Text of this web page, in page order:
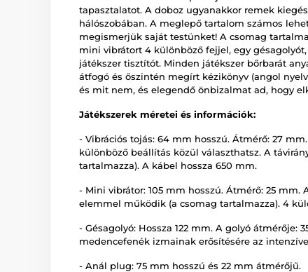
tapasztalatot. A doboz ugyanakkor remek
hálószobában. A meglepő tartalom számos
megismerjük saját testünket! A csomag
mini vibrátort 4 különböző fejjel, egy
játékszer tisztítót. Minden játékszer bőrbarát
átfogó és őszintén megírt kézikönyv (angol
és mit nem, és elegendő önbizalmat ad, hogy
Játékszerek méretei és információk:
- Vibrációs tojás: 64 mm hosszú. Átmérő: 27
különböző beállítás közül választhatsz. A
tartalmazza). A kábel hossza 650 mm.
- Mini vibrátor: 105 mm hosszú. Átmérő: 25 mm.
elemmel működik (a csomag tartalmazza). 4
- Gésagolyó: Hossza 122 mm. A golyó átmérője:
medencefenék izmainak erősítésére az
- Anál plug: 75 mm hosszú és 22 mm átmérőjű.